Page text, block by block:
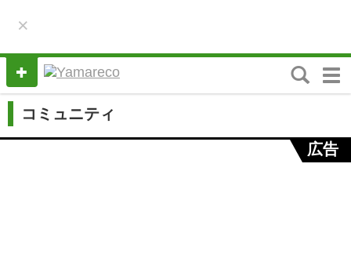
×
M
e
コミュニティ
広告